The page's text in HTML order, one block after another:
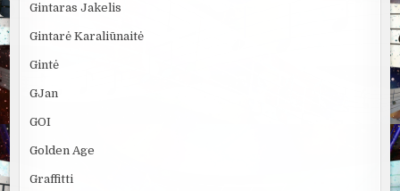
Gintaras Jakelis
Gintarė Karaliūnaitė
Gintė
GJan
GOI
Golden Age
Graffitti